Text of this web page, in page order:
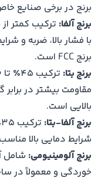
برنج در برخی صنایع
برنج آلفا:
با فشار بالا، ضربه و
برنج FCC است.
برنج بتا:
مقاومت بیشتر در
بالایی است.
برنج آلفا-بتا:
شرایط دمایی بالا
برنج آلومینیومی: شامل
خوردگی و معمولاً در